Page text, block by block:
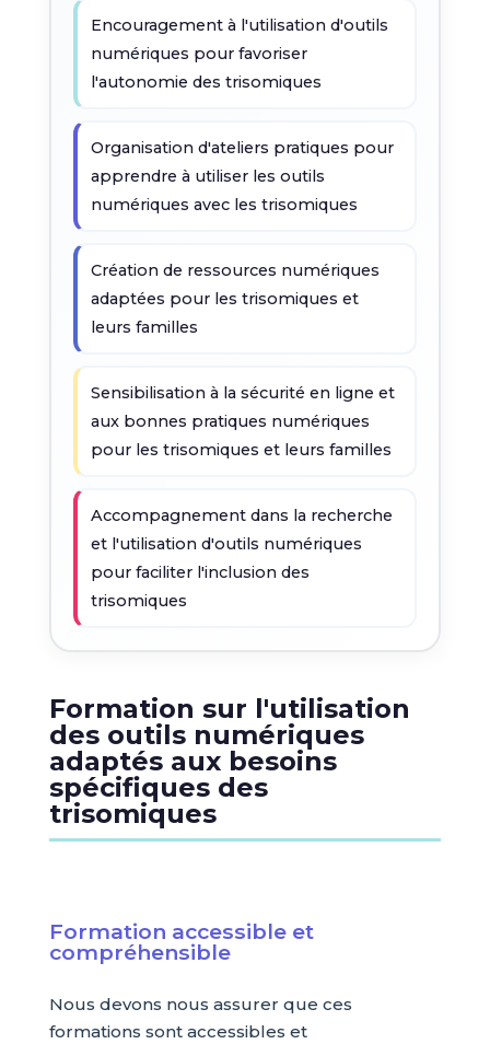
Encouragement à l'utilisation d'outils
numériques pour favoriser
l'autonomie des trisomiques
Organisation d'ateliers pratiques pour
apprendre à utiliser les outils
numériques avec les trisomiques
Création de ressources numériques
adaptées pour les trisomiques et
leurs familles
Sensibilisation à la sécurité en ligne et
aux bonnes pratiques numériques
pour les trisomiques et leurs familles
Accompagnement dans la recherche
et l'utilisation d'outils numériques
pour faciliter l'inclusion des
trisomiques
Formation sur l'utilisation
des outils numériques
adaptés aux besoins
spécifiques des
trisomiques
Formation accessible et
compréhensible
Nous devons nous assurer que ces
formations sont accessibles et